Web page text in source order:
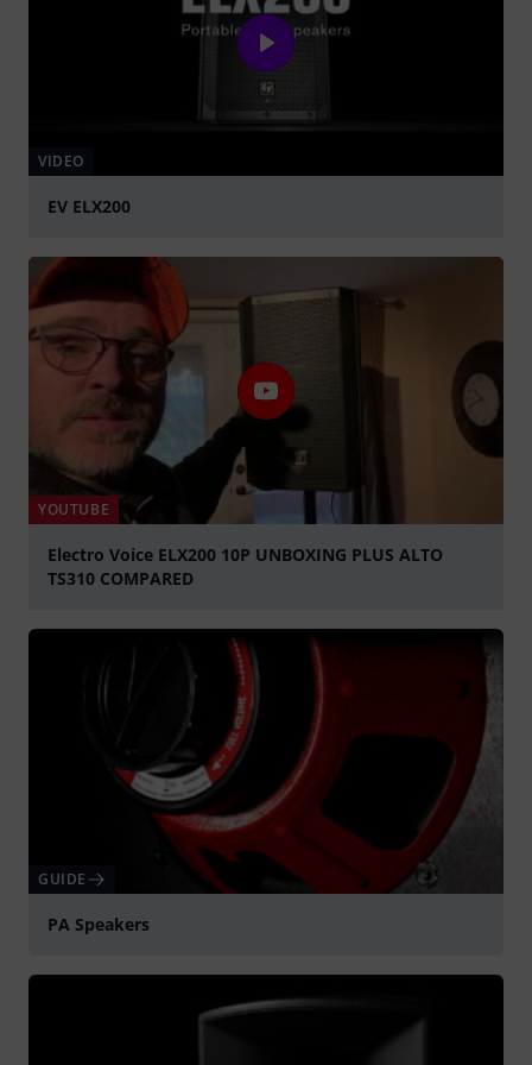
VIDEO
EV ELX200
YOUTUBE
Electro Voice ELX200 10P UNBOXING PLUS ALTO
TS310 COMPARED
GUIDE
PA Speakers